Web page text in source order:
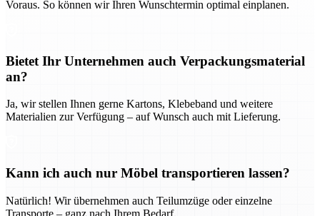
Voraus. So können wir Ihren Wunschtermin optimal einplanen.
Bietet Ihr Unternehmen auch Verpackungsmaterial
an?
Ja, wir stellen Ihnen gerne Kartons, Klebeband und weitere
Materialien zur Verfügung – auf Wunsch auch mit Lieferung.
Kann ich auch nur Möbel transportieren lassen?
Natürlich! Wir übernehmen auch Teilumzüge oder einzelne
Transporte – ganz nach Ihrem Bedarf.